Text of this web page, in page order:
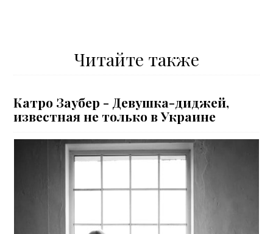
Читайте также
Катро Заубер - Девушка-диджей,
известная не только в Украине